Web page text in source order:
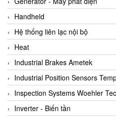
AS ENERGI
ASCO CO2
Asker
AT2E
ATC Pneumatic
ATEX System
ATI - IA
Handheld
Hệ thống liên lạc nội bộ
Heat
Industrial Brakes Ametek
Industrial Position Sensors
Inspection Systems Woehler
Inverter - Biến tần